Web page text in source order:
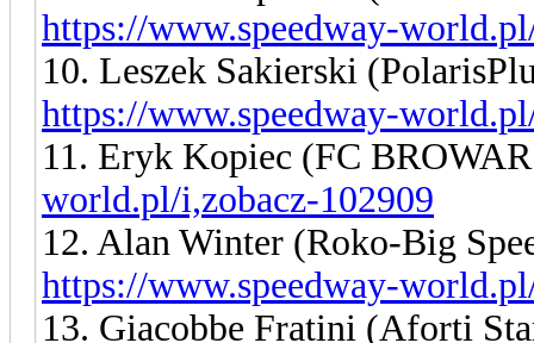
https://www.speedway-
10. Leszek Sakierski
https://www.speedway-
11. Eryk Kopiec (FC
world.pl/i,zobacz-102909
12. Alan Winter (Roko-Big
https://www.speedway-
13. Giacobbe Fratini (Aforti